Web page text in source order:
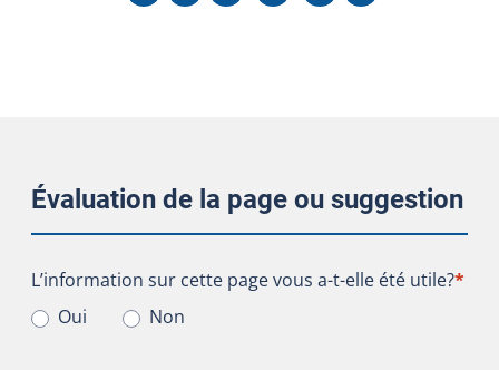
Évaluation de la page ou suggestion
L’information sur cette page vous a-t-elle été utile?
L’information sur cette page vous a-t-elle été utile?*
Oui
Non